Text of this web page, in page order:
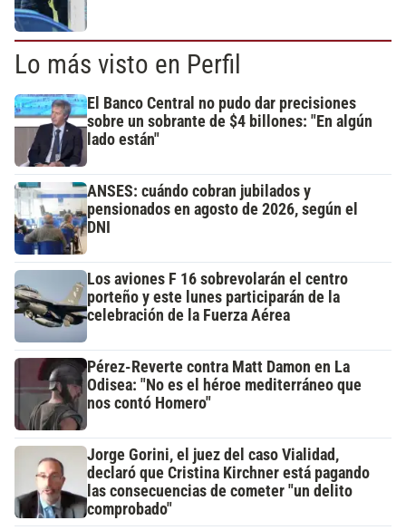
Lo más visto en Perfil
El Banco Central no pudo dar precisiones
sobre un sobrante de $4 billones: "En algún
lado están"
ANSES: cuándo cobran jubilados y
pensionados en agosto de 2026, según el
DNI
Los aviones F 16 sobrevolarán el centro
porteño y este lunes participarán de la
celebración de la Fuerza Aérea
Pérez-Reverte contra Matt Damon en La
Odisea: "No es el héroe mediterráneo que
nos contó Homero"
Jorge Gorini, el juez del caso Vialidad,
declaró que Cristina Kirchner está pagando
las consecuencias de cometer "un delito
comprobado"